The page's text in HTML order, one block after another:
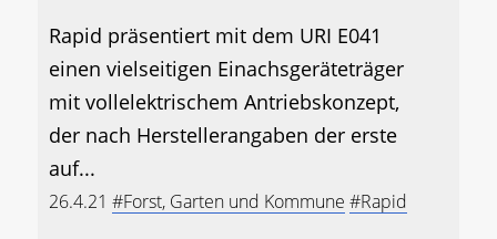
Rapid präsentiert mit dem URI E041
einen vielseitigen Einachsgeräteträger
mit vollelektrischem Antriebskonzept,
der nach Herstellerangaben der erste
auf...
26.4.21 #Forst, Garten und Kommune #Rapid